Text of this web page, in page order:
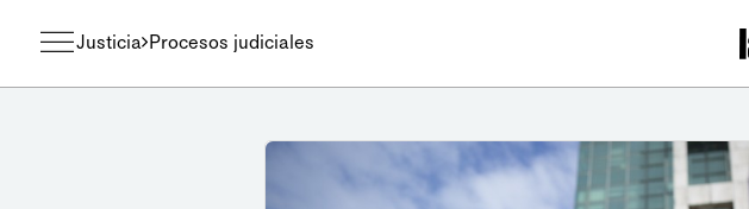
Justicia Procesos judiciales